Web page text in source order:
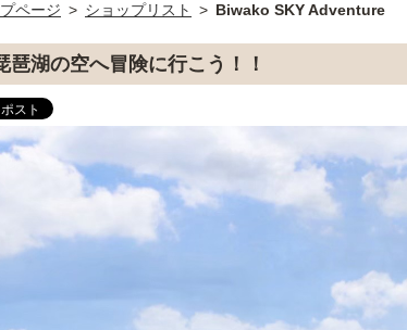
ページ > ショップリスト > Biwako SKY Adventure
琶湖の空へ冒険に行こう！！